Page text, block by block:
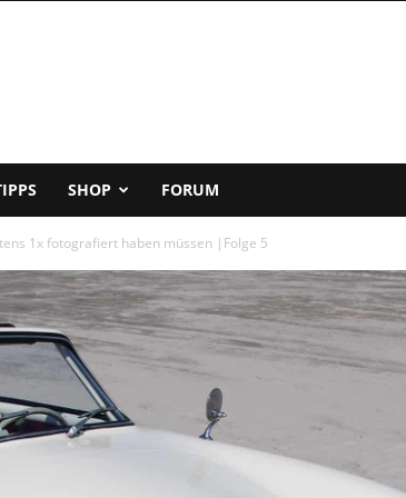
SHOP FORUM
1x fotografiert haben müssen |Folge 5